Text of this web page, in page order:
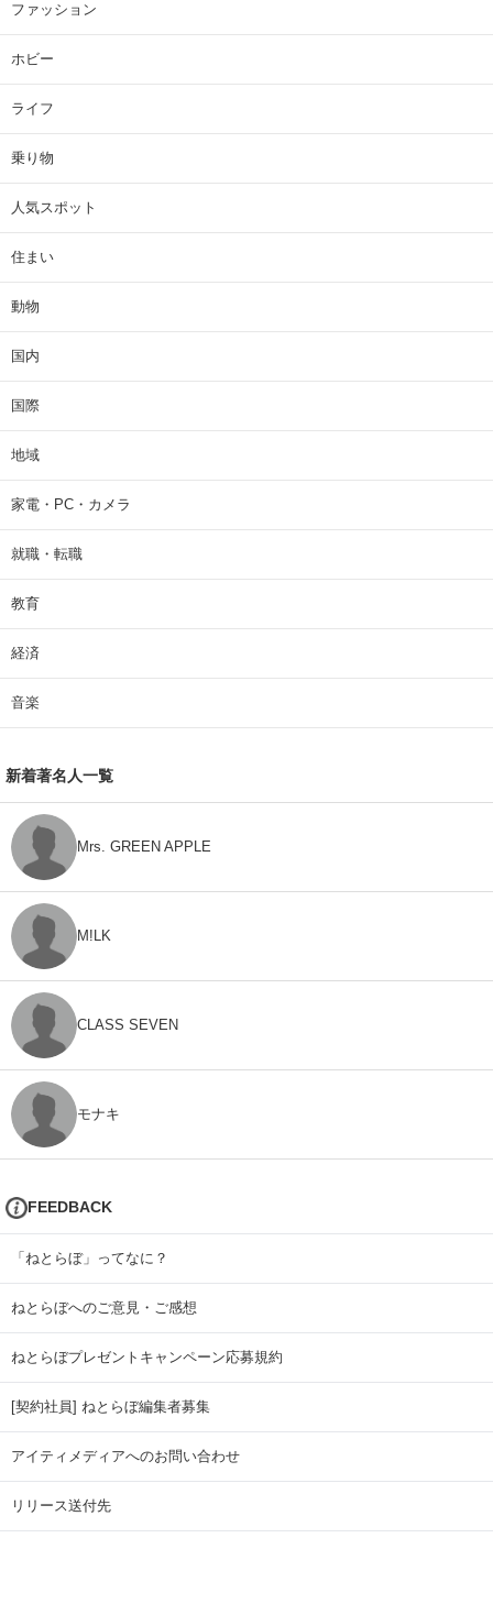
ファッション
ホビー
ライフ
乗り物
人気スポット
住まい
動物
国内
国際
地域
家電・PC・カメラ
就職・転職
教育
経済
音楽
新着著名人一覧
Mrs. GREEN APPLE
M!LK
CLASS SEVEN
モナキ
FEEDBACK
「ねとらぼ」ってなに？
ねとらぼへのご意見・ご感想
ねとらぼプレゼントキャンペーン応募規約
[契約社員] ねとらぼ編集者募集
アイティメディアへのお問い合わせ
リリース送付先